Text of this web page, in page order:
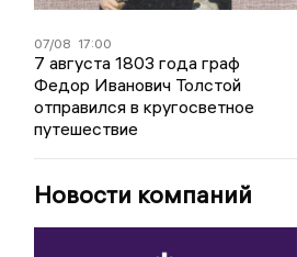
07/08 17:00
7 августа 1803 года граф
Федор Иванович Толстой
отправился в кругосветное
путешествие
Новости компаний